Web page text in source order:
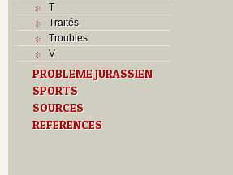
T
Traités
Troubles
V
PROBLEME JURASSIEN
SPORTS
SOURCES
REFERENCES